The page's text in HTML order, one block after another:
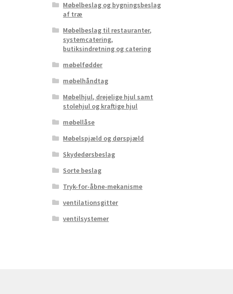
Møbelbeslag og bygningsbeslag
af træ
Møbelbeslag til restauranter,
systemcatering,
butiksindretning og catering
møbelfødder
møbelhåndtag
Møbelhjul, drejelige hjul samt
stolehjul og kraftige hjul
møbellåse
Møbelspjæld og dørspjæld
Skydedørsbeslag
Sorte beslag
Tryk-for-åbne-mekanisme
ventilationsgitter
ventilsystemer